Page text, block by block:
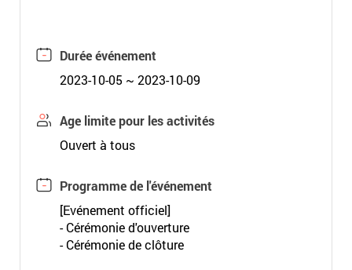
Durée événement
2023-10-05 ~ 2023-10-09
Age limite pour les activités
Ouvert à tous
Programme de l'événement
[Evénement officiel]
- Cérémonie d'ouverture
- Cérémonie de clôture